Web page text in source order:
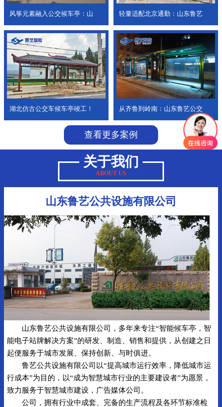
风筝元素融入公交候车亭：山 轻量适配北京通勤：山东鲁艺
湖北仿古公交车候车亭竣工！ 从齐鲁到岭南：山东鲁艺公交
查看更多案例
关于我们
ABOUT US
山东鲁艺公共设施有限公司
山东鲁艺公共设施有限公司，多年来专注“智能候车亭，智
能电子站牌解决方案”的研发、制造、销售和提供，从创建之日
起便服务于城市发展、保持创新、与时俱进。
鲁艺公共设施有限公司以“提高城市运行效率，降低城市运
行成本”为目的，以“成为智慧城市行业的主要建设者”为愿景，
致力服务于智慧城市建设，广告媒体公司。
公司，拥有行业中成套、完备的生产流程及各环节标准检